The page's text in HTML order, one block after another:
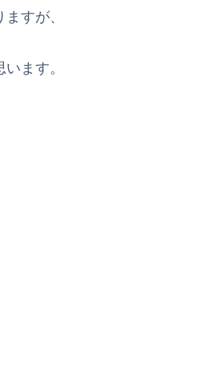
すが、
ます。